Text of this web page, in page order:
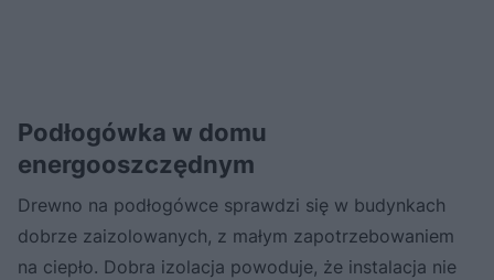
Podłogówka w domu
energooszczędnym
Drewno na podłogówce sprawdzi się w budynkach
dobrze zaizolowanych, z małym zapotrzebowaniem
na ciepło. Dobra izolacja powoduje, że instalacja nie